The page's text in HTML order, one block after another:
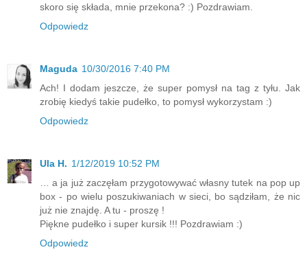
skoro się składa, mnie przekona? :) Pozdrawiam.
Odpowiedz
Maguda 10/30/2016 7:40 PM
Ach! I dodam jeszcze, że super pomysł na tag z tyłu. Jak
zrobię kiedyś takie pudełko, to pomysł wykorzystam :)
Odpowiedz
Ula H. 1/12/2019 10:52 PM
… a ja już zaczęłam przygotowywać własny tutek na pop up
box - po wielu poszukiwaniach w sieci, bo sądziłam, że nic
już nie znajdę. A tu - proszę !
Piękne pudełko i super kursik !!! Pozdrawiam :)
Odpowiedz